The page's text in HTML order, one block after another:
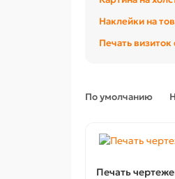
Наклейки на
Печать
По умолчанию
Печать